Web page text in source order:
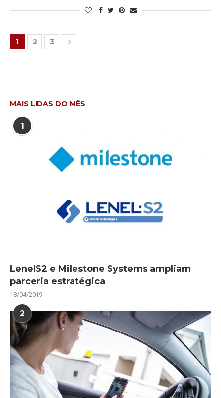
1 2 3
MAIS LIDAS DO MÊS
1
LenelS2 e Milestone Systems ampliam
parceria estratégica
18/04/2019
2